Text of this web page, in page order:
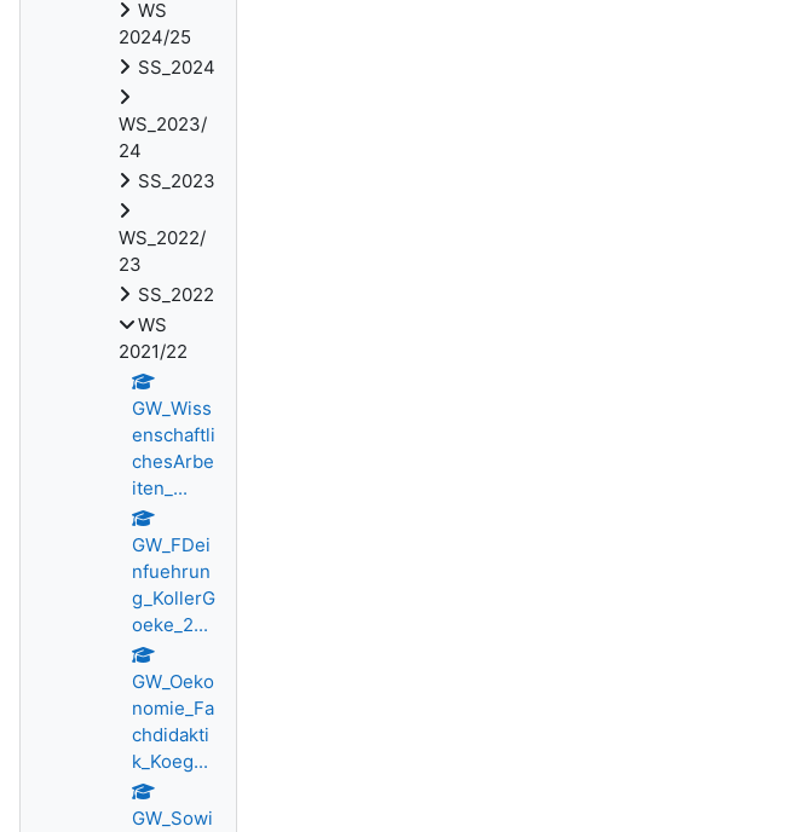
WS
2024/25
SS_2024
WS_2023/
24
SS_2023
WS_2022/
23
SS_2022
WS
2021/22
GW_Wiss
enschaftli
chesArbe
iten_...
GW_FDei
nfuehrun
g_KollerG
oeke_2...
GW_Oeko
nomie_Fa
chdidakti
k_Koeg...
GW_Sowi